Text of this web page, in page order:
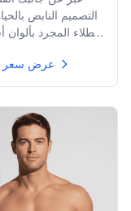
التصميم النابض
الطلاء المجرد بألوان
على قاعدة فاتحة.
فريدة وجريئة حقًا
عرض سعر